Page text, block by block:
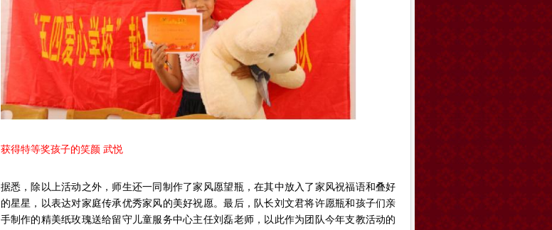
获得特等奖孩子的笑颜 武悦
据悉，除以上活动之外，师生还一同制作了家风愿望瓶，在其中放入了家风祝福语和叠好
的星星，以表达对家庭传承优秀家风的美好祝愿。最后，队长刘文君将许愿瓶和孩子们亲
手制作的精美纸玫瑰送给留守儿童服务中心主任刘磊老师，以此作为团队今年支教活动的